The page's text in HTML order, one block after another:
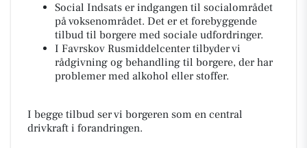
Social Indsats er indgangen til socialområdet
på voksenområdet. Det er et forebyggende
tilbud til borgere med sociale udfordringer.
I Favrskov Rusmiddelcenter tilbyder vi
rådgivning og behandling til borgere, der har
problemer med alkohol eller stoffer.
I begge tilbud ser vi borgeren som en central
drivkraft i forandringen.